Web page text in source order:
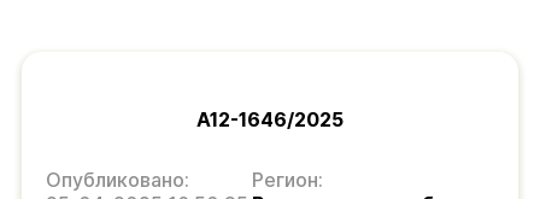
А12-1646/2025
Опубликовано:
Регион: